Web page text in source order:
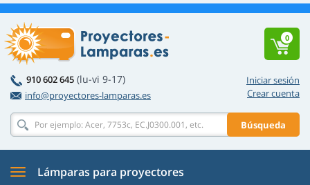
Iniciar sesión
Crear cuenta
910 602 645 (lu-vi 9-17)
info@proyectores-lamparas.es
Búsqueda
0
Lámparas para proyectores